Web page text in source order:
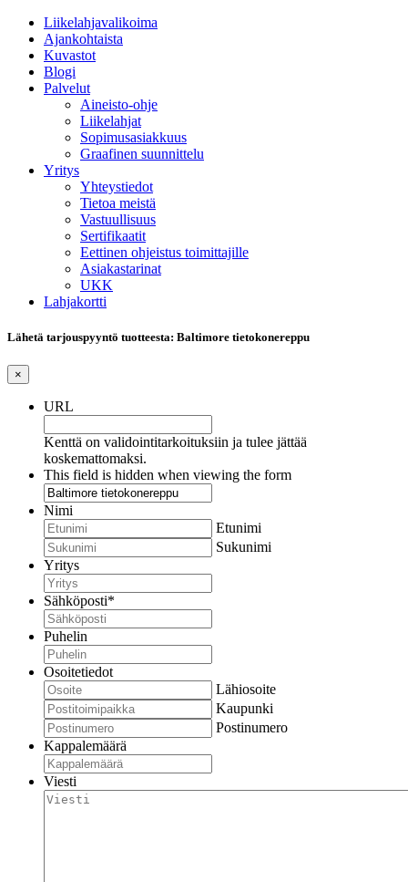
Liikelahjavalikoima
Ajankohtaista
Kuvastot
Blogi
Palvelut
Aineisto-ohje
Liikelahjat
Sopimusasiakkuus
Graafinen suunnittelu
Yritys
Yhteystiedot
Tietoa meistä
Vastuullisuus
Sertifikaatit
Eettinen ohjeistus toimittajille
Asiakastarinat
UKK
Lahjakortti
Lähetä tarjouspyyntö tuotteesta: Baltimore tietokonereppu
×
URL
Kenttä on validointitarkoituksiin ja tulee jättää
koskemattomaksi.
This field is hidden when viewing the form
Nimi
Etunimi
Sukunimi
Yritys
Sähköposti*
Puhelin
Osoitetiedot
Lähiosoite
Kaupunki
Postinumero
Kappalemäärä
Viesti